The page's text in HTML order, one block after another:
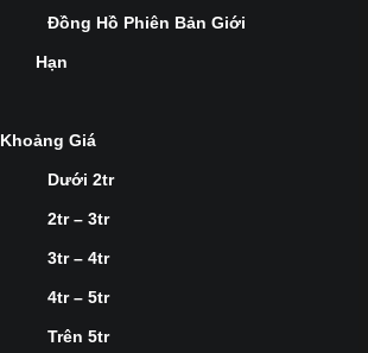
Đồng Hồ Phiên Bản Giới
Hạn
Khoảng Giá
Dưới 2tr
2tr – 3tr
3tr – 4tr
4tr – 5tr
Trên 5tr